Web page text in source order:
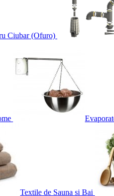
Ciubar (Ofuro)
Textile de Sauna si Bai